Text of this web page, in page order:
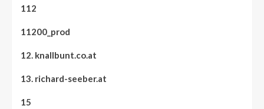
112
11200_prod
12. knallbunt.co.at
13. richard-seeber.at
15